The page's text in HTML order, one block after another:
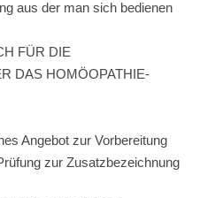
aus der man sich bedienen
FÜR DIE
DAS HOMÖOPATHIE-
Angebot zur Vorbereitung
zur Zusatzbezeichnung